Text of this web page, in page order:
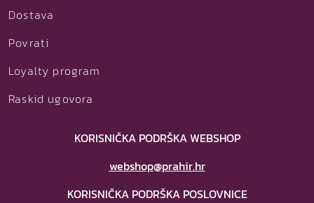
Dostava
Povrati
Loyalty program
Raskid ugovora
KORISNIČKA PODRŠKA WEBSHOP
webshop@prahir.hr
KORISNIČKA PODRŠKA POSLOVNICE